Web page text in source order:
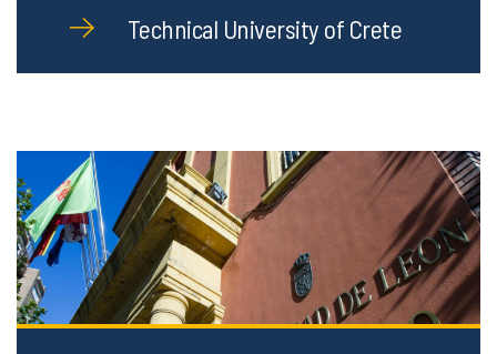
Technical University of Crete